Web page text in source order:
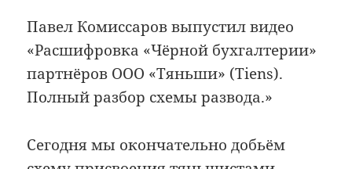
Павел Комиссаров выпустил видео
«Расшифровка «Чёрной бухгалтерии»
партнёров ООО «Тяньши» (Tiens).
Полный разбор схемы развода.»
Сегодня мы окончательно добьём